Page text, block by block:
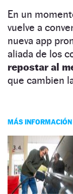
En un
vuelve a
nueva app
aliada de los
repostar al
que cambien
MÁS INFORMACIÓN